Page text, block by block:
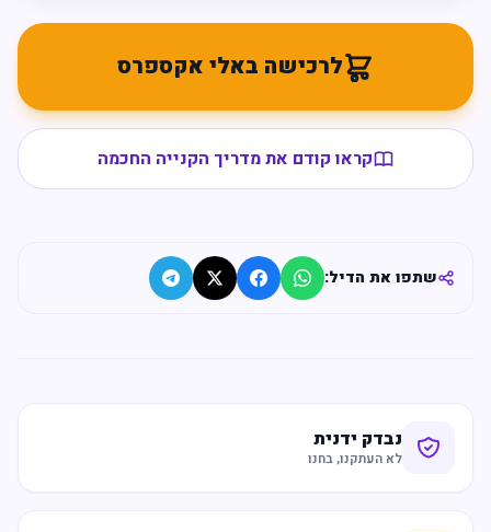
לרכישה באלי אקספרס
קראו קודם את מדריך הקנייה החכמה
שתפו את הדיל:
נבדק ידנית
לא העתקנו, בחנו